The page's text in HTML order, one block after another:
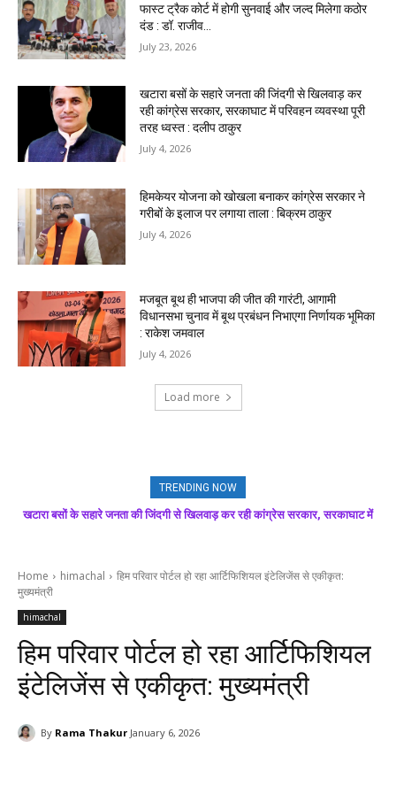
फास्ट ट्रैक कोर्ट में होगी सुनवाई और जल्द मिलेगा कठोर
दंड : डॉ. राजीव...
July 23, 2026
खटारा बसों के सहारे जनता की जिंदगी से खिलवाड़ कर
रही कांग्रेस सरकार, सरकाघाट में परिवहन व्यवस्था पूरी
तरह ध्वस्त : दलीप ठाकुर
July 4, 2026
हिमकेयर योजना को खोखला बनाकर कांग्रेस सरकार ने
गरीबों के इलाज पर लगाया ताला : बिक्रम ठाकुर
July 4, 2026
मजबूत बूथ ही भाजपा की जीत की गारंटी, आगामी
विधानसभा चुनाव में बूथ प्रबंधन निभाएगा निर्णायक भूमिका
: राकेश जमवाल
July 4, 2026
Load more